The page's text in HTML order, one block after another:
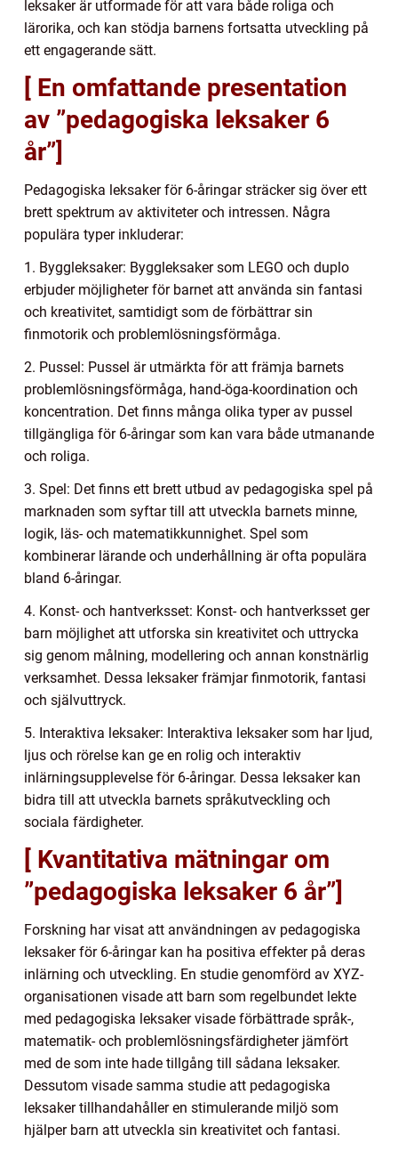
leksaker är utformade för att vara både roliga och
lärorika, och kan stödja barnens fortsatta utveckling på
ett engagerande sätt.
[ En omfattande presentation
av ”pedagogiska leksaker 6
år”]
Pedagogiska leksaker för 6-åringar sträcker sig över ett
brett spektrum av aktiviteter och intressen. Några
populära typer inkluderar:
1. Byggleksaker: Byggleksaker som LEGO och duplo
erbjuder möjligheter för barnet att använda sin fantasi
och kreativitet, samtidigt som de förbättrar sin
finmotorik och problemlösningsförmåga.
2. Pussel: Pussel är utmärkta för att främja barnets
problemlösningsförmåga, hand-öga-koordination och
koncentration. Det finns många olika typer av pussel
tillgängliga för 6-åringar som kan vara både utmanande
och roliga.
3. Spel: Det finns ett brett utbud av pedagogiska spel på
marknaden som syftar till att utveckla barnets minne,
logik, läs- och matematikkunnighet. Spel som
kombinerar lärande och underhållning är ofta populära
bland 6-åringar.
4. Konst- och hantverksset: Konst- och hantverksset ger
barn möjlighet att utforska sin kreativitet och uttrycka
sig genom målning, modellering och annan konstnärlig
verksamhet. Dessa leksaker främjar finmotorik, fantasi
och självuttryck.
5. Interaktiva leksaker: Interaktiva leksaker som har ljud,
ljus och rörelse kan ge en rolig och interaktiv
inlärningsupplevelse för 6-åringar. Dessa leksaker kan
bidra till att utveckla barnets språkutveckling och
sociala färdigheter.
[ Kvantitativa mätningar om
”pedagogiska leksaker 6 år”]
Forskning har visat att användningen av pedagogiska
leksaker för 6-åringar kan ha positiva effekter på deras
inlärning och utveckling. En studie genomförd av XYZ-
organisationen visade att barn som regelbundet lekte
med pedagogiska leksaker visade förbättrade språk-,
matematik- och problemlösningsfärdigheter jämfört
med de som inte hade tillgång till sådana leksaker.
Dessutom visade samma studie att pedagogiska
leksaker tillhandahåller en stimulerande miljö som
hjälper barn att utveckla sin kreativitet och fantasi.